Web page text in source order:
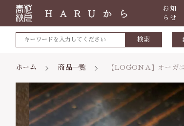
お知
らせ
検索
ホーム 商品一覧 【LOGONA】オーガ
カートに商